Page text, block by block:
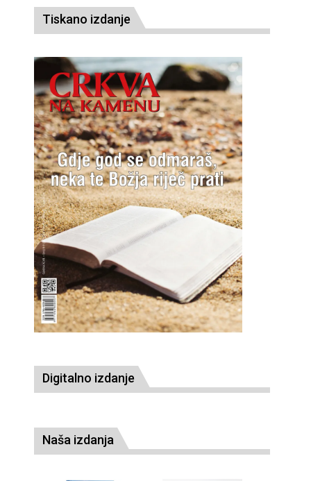
Tiskano izdanje
Digitalno izdanje
Naša izdanja